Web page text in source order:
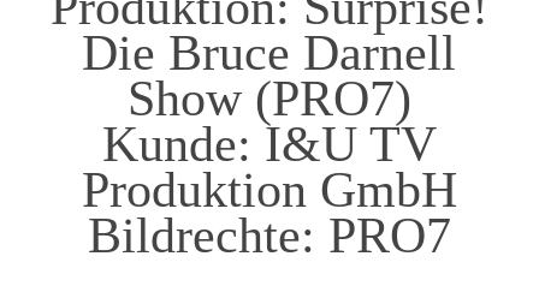
Die Bruce Darnell
Show (PRO7)
Kunde: I&U TV
Produktion GmbH
Bildrechte: PRO7